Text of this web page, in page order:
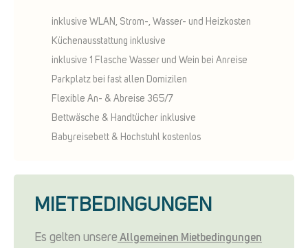
inklusive WLAN, Strom-, Wasser- und Heizkosten
Küchenausstattung inklusive
inklusive 1 Flasche Wasser und Wein bei Anreise
Parkplatz bei fast allen Domizilen
Flexible An- & Abreise 365/7
Bettwäsche & Handtücher inklusive
Babyreisebett & Hochstuhl kostenlos
MIETBEDINGUNGEN
Es gelten unsere Allgemeinen Mietbedingungen